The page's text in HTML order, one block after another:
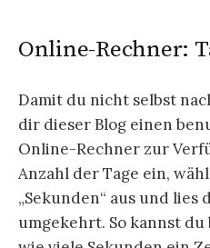
Online-Rechner:
Damit du nicht selbst
dir dieser Blog einen
Online-Rechner zur
Anzahl der Tage ein,
„Sekunden“ aus und lies
umgekehrt. So kannst